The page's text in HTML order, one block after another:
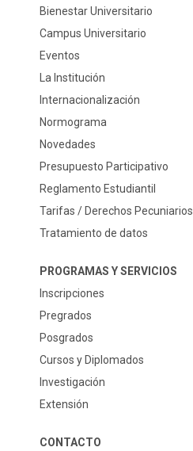
Bienestar Universitario
Campus Universitario
Eventos
La Institución
Internacionalización
Normograma
Novedades
Presupuesto Participativo
Reglamento Estudiantil
Tarifas / Derechos Pecuniarios
Tratamiento de datos
PROGRAMAS Y SERVICIOS
Inscripciones
Pregrados
Posgrados
Cursos y Diplomados
Investigación
Extensión
CONTACTO